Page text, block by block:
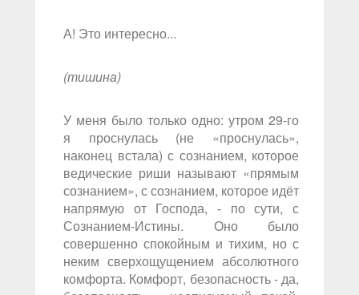
А! Это интересно...
(тишина)
У меня было только одно: утром 29-го
я проснулась (не «проснулась»,
наконец встала) с сознанием, которое
ведические риши называют «прямым
сознанием», с сознанием, которое идёт
напрямую от Господа, - по сути, с
Сознанием-Истины. Оно было
совершенно спокойным и тихим, но с
неким сверхощущением абсолютного
комфорта. Комфорт, безопасность - да,